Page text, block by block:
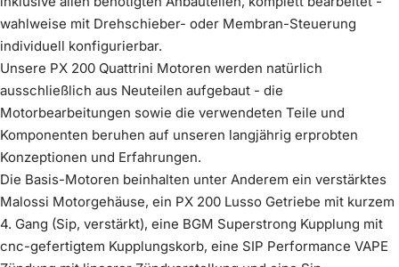
schwarz
Mehr erfahren
im Preis enthalten
keine Innendämmung
Mehr erfahren
im Preis enthalten
Edelstahl
Mehr erfahren
€599,00
Innendämmung Scooter &
Service
3. Gang 38 Zähne, DRT
Mehr erfahren
€60,00
Komplettiere dein Kit(0/1) optional wählbar
Lüfterrad Zündung Vape - schwarz eloxiert
Mehr erfahren
€39,00
wahlweise mit Drehschieber- oder Membran-Steuerung
individuell konfigurierbar.
Unsere PX 200 Quattrini Motoren werden natürlich
ausschließlich aus Neuteilen aufgebaut - die
Motorbearbeitungen sowie die verwendeten Teile und
Komponenten beruhen auf unseren langjährig erprobten
Konzeptionen und Erfahrungen.
Die Basis-Motoren beinhalten unter Anderem ein verstärktes
Malossi Motorgehäuse, ein PX 200 Lusso Getriebe mit kurzem
4. Gang (Sip, verstärkt), eine BGM Superstrong Kupplung mit
cnc-gefertigtem Kupplungskorb, eine SIP Performance VAPE